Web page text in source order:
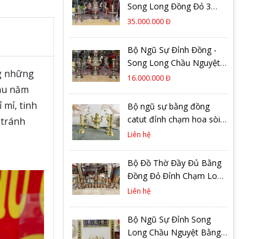
những
năm
mỉ, tinh
Song Long Đồng Đỏ 3
Chữ Vàng cao 65cm
35.000.000 Đ
Bộ Ngũ Sự Đỉnh Đồng -
Song Long Chầu Nguyệt
Cao 68cm Mẫu Mới 2026
16.000.000 Đ
Bộ ngũ sự bằng đồng
catut đỉnh chạm hoa sòi
cao 60cm
Liên hệ
Bộ Đồ Thờ Đầy Đủ Bằng
Đồng Đỏ Đỉnh Chạm Long
Phụng Cao 60cm
Liên hệ
Bộ Ngũ Sự Đỉnh Song
Long Chầu Nguyệt Bằng